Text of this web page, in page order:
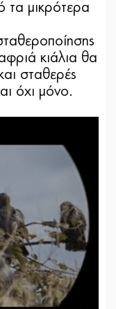
τα μικρότερα
κιάλια θα
σταθερές
όχι μόνο.